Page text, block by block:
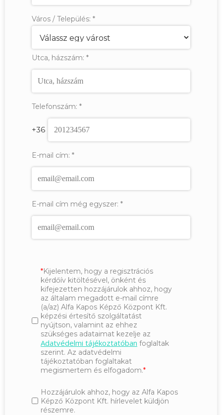
Város / Település: *
Utca, házszám: *
Telefonszám: *
+36
E-mail cím: *
E-mail cím még egyszer: *
Kijelentem, hogy a regisztrációs
kérdőív kitöltésével, önként és
kifejezetten hozzájárulok ahhoz, hogy
az általam megadott e-mail címre
(a/az) Alfa Kapos Képző Központ Kft.
képzési értesítő szolgáltatást
nyújtson, valamint az ehhez
szükséges adataimat kezelje az
Adatvédelmi tájékoztatóban foglaltak
szerint. Az adatvédelmi
tájékoztatóban foglaltakat
megismertem és elfogadom.
Hozzájárulok ahhoz, hogy az Alfa Kapos
Képző Központ Kft. hírlevelet küldjön
részemre.